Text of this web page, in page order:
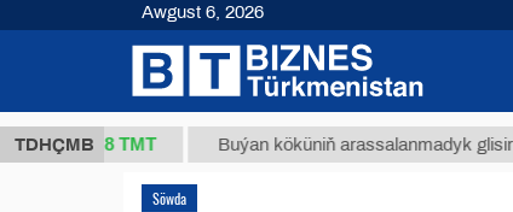
TDHÇMB
37,8 ТМТ Buýan köküniň arassalanmadyk
Söwda
Awgust 6, 2026